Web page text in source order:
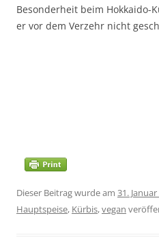
Besonderheit beim Hokkaido-
er vor dem Verzehr nicht
Dieser Beitrag wurde am 31.
Hauptspeise, Kürbis,vegan